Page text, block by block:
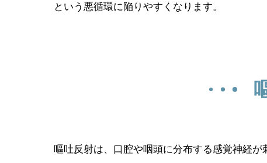
という悪循環に陥りやすくなります。
嘔吐反射は、口腔や咽頭に分布する感覚神経